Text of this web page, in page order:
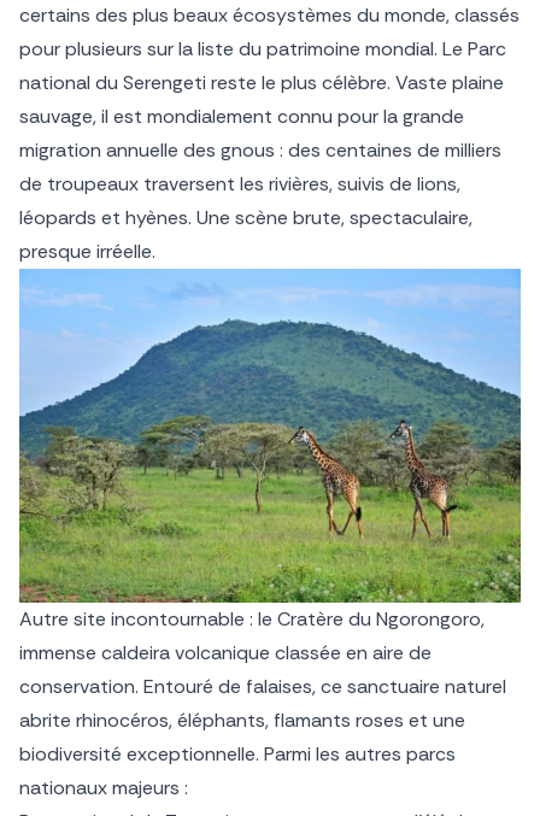
certains des plus beaux écosystèmes du monde, classés
pour plusieurs sur la liste du patrimoine mondial. Le Parc
national du Serengeti reste le plus célèbre. Vaste plaine
sauvage, il est mondialement connu pour la grande
migration annuelle des gnous : des centaines de milliers
de troupeaux traversent les rivières, suivis de lions,
léopards et hyènes. Une scène brute, spectaculaire,
presque irréelle.
Autre site incontournable : le Cratère du Ngorongoro,
immense caldeira volcanique classée en aire de
conservation. Entouré de falaises, ce sanctuaire naturel
abrite rhinocéros, éléphants, flamants roses et une
biodiversité exceptionnelle. Parmi les autres parcs
nationaux majeurs :